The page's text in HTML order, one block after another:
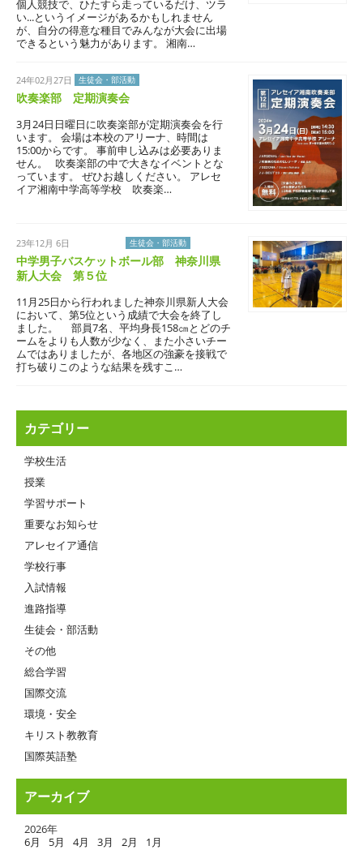
個人競技で、ひたすら走っているだけ、ツラ
い...というイメージがあるかもしれません
が、自分の得意な種目でみんなが大会に出場
できるという魅力があります。 湘南…
24年02月27日 生徒会・部活動
吹奏楽部 定期演奏会
3月24日日曜日に吹奏楽部が定期演奏会を行
います。 会場は本校のアリーナ、時間は
15:00からです。 事前申し込みは必要ありま
せん。 吹奏楽部の中で大きなイベントとな
っています。 ぜひお越しください。 アレセ
イア湘南中学高等学校 吹奏楽…
23年12月 6日 生徒会・部活動
中学男子バスケットボール部 神奈川県
新人大会 第５位
11月25日から行われました神奈川県新人大会
において、第5位という成績で大会を終了し
ました。 部員7名、平均身長158㎝とどのチ
ームをよりも人数が少なく、また小さいチー
ムではありましたが、各地区の強豪を接戦で
打ち破りこのような結果を残すこ…
カテゴリー
学校生活
授業
学習サポート
重要なお知らせ
アレセイア通信
学校行事
入試情報
進路指導
生徒会・部活動
その他
総合学習
国際交流
環境・安全
キリスト教教育
国際英語塾
アーカイブ
2026年
6月
5月 4月 3月 2月
1月